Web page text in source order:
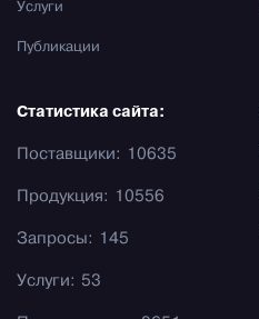
Услуги
Публикации
Статистика сайта:
Поставщики: 10635
Продукция: 10556
Запросы: 145
Услуги: 53